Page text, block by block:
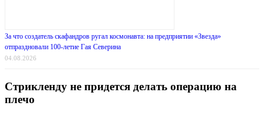
За что создатель скафандров ругал космонавта: на предприятии «Звезда»
отпраздновали 100-летие Гая Северина
04.08.2026
Стрикленду не придется делать операцию на
плечо